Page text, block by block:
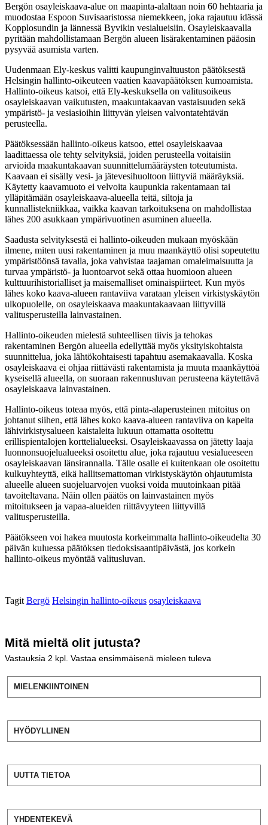
Bergön osayleiskaava-alue on maapinta-alaltaan noin 60 hehtaaria ja
muodostaa Espoon Suvisaaristossa niemekkeen, joka rajautuu idässä
Kopplosundin ja lännessä Byvikin vesialueisiin. Osayleiskaavalla
pyritään mahdollistamaan Bergön alueen lisärakentaminen pääosin
pysyvää asumista varten.
Uudenmaan Ely-keskus valitti kaupunginvaltuuston päätöksestä
Helsingin hallinto-oikeuteen vaatien kaavapäätöksen kumoamista.
Hallinto-oikeus katsoi, että Ely-keskuksella on valitusoikeus
osayleiskaavan vaikutusten, maakuntakaavan vastaisuuden sekä
ympäristö- ja vesiasioihin liittyvän yleisen valvontatehtävän
perusteella.
Päätöksessään hallinto-oikeus katsoo, ettei osayleiskaavaa
laadittaessa ole tehty selvityksiä, joiden perusteella voitaisiin
arvioida maakuntakaavan suunnittelumääräysten toteutumista.
Kaavaan ei sisälly vesi- ja jätevesihuoltoon liittyviä määräyksiä.
Käytetty kaavamuoto ei velvoita kaupunkia rakentamaan tai
ylläpitämään osayleiskaava-alueella teitä, siltoja ja
kunnallistekniikkaa, vaikka kaavan tarkoituksena on mahdollistaa
lähes 200 asukkaan ympärivuotinen asuminen alueella.
Saadusta selvityksestä ei hallinto-oikeuden mukaan myöskään
ilmene, miten uusi rakentaminen ja muu maankäyttö olisi sopeutettu
ympäristöönsä tavalla, joka vahvistaa taajaman omaleimaisuutta ja
turvaa ympäristö- ja luontoarvot sekä ottaa huomioon alueen
kulttuurihistorialliset ja maisemalliset ominaispiirteet. Kun myös
lähes koko kaava-alueen rantaviiva varataan yleisen virkistyskäytön
ulkopuolelle, on osayleiskaava maakuntakaavaan liittyvillä
valitusperusteilla lainvastainen.
Hallinto-oikeuden mielestä suhteellisen tiivis ja tehokas
rakentaminen Bergön alueella edellyttää myös yksityiskohtaista
suunnittelua, joka lähtökohtaisesti tapahtuu asemakaavalla. Koska
osayleiskaava ei ohjaa riittävästi rakentamista ja muuta maankäyttöä
kyseisellä alueella, on suoraan rakennusluvan perusteena käytettävä
osayleiskaava lainvastainen.
Hallinto-oikeus toteaa myös, että pinta-alaperusteinen mitoitus on
johtanut siihen, että lähes koko kaava-alueen rantaviiva on kapeita
lähivirkistysalueen kaistaleita lukuun ottamatta osoitettu
erillispientalojen korttelialueeksi. Osayleiskaavassa on jätetty laaja
luonnonsuojelualueeksi osoitettu alue, joka rajautuu vesialueeseen
osayleiskaavan länsirannalla. Tälle osalle ei kuitenkaan ole osoitettu
kulkuyhteyttä, eikä hallitsemattoman virkistyskäytön ohjautumista
alueelle alueen suojeluarvojen vuoksi voida muutoinkaan pitää
tavoiteltavana. Näin ollen päätös on lainvastainen myös
mitoitukseen ja vapaa-alueiden riittävyyteen liittyvillä
valitusperusteilla.
Päätökseen voi hakea muutosta korkeimmalta hallinto-oikeudelta 30
päivän kuluessa päätöksen tiedoksisaantipäivästä, jos korkein
hallinto-oikeus myöntää valitusluvan.
Tagit Bergö Helsingin hallinto-oikeus osayleiskaava
Mitä mieltä olit jutusta?
Vastauksia 2 kpl. Vastaa ensimmäisenä mieleen tuleva
MIELENKIINTOINEN
HYÖDYLLINEN
UUTTA TIETOA
YHDENTEKEVÄ